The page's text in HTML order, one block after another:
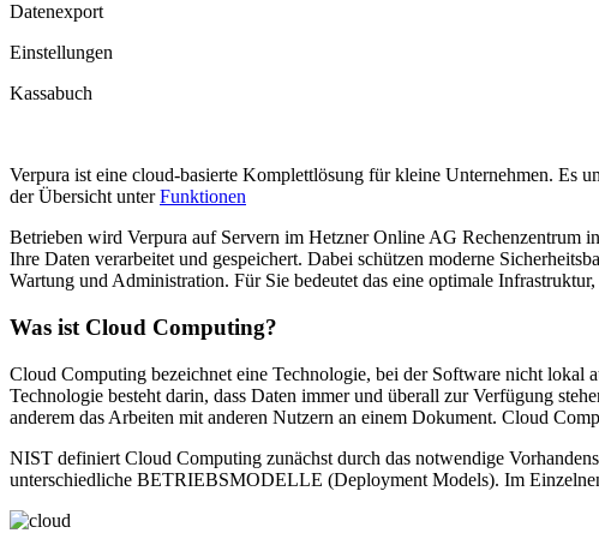
Datenexport
Einstellungen
Kassabuch
Verpura ist eine cloud-basierte Komplettlösung für kleine Unternehmen. Es
der Übersicht unterFunktionen
Betrieben wird Verpura auf Servern im Hetzner Online AG Rechenzentrum
Ihre Daten verarbeitet und gespeichert. Dabei schützen moderne
Wartung und Administration. Für Sie bedeutet das eine optimale
Was ist Cloud Computing?
Cloud Computing bezeichnet eine Technologie, bei der Software nicht lokal
Technologie besteht darin, dass Daten immer und überall zur Verfügung
anderem das Arbeiten mit anderen Nutzern an einem Dokument. Cloud
NIST definiert Cloud Computing zunächst durch das notwendige
unterschiedliche BETRIEBSMODELLE (Deployment Models). Im